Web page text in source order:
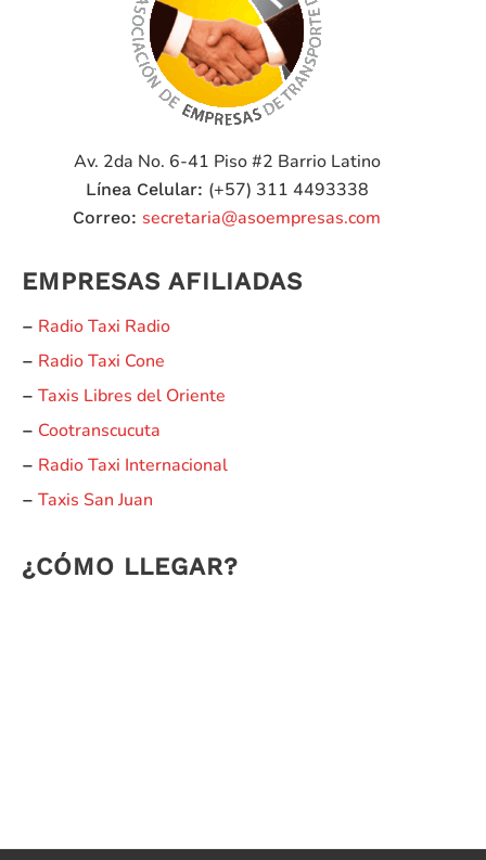
Av. 2da No. 6-41 Piso #2 Barrio Latino
Línea Celular: (+57) 311 4493338
Correo: secretaria@asoempresas.com
EMPRESAS AFILIADAS
– Radio Taxi Radio
– Radio Taxi Cone
– Taxis Libres del Oriente
– Cootranscucuta
– Radio Taxi Internacional
– Taxis San Juan
¿CÓMO LLEGAR?